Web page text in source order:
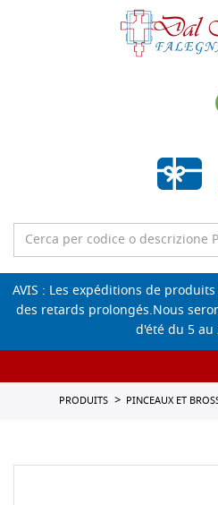
Liste de
AVIS : Les expéditions de
des retards prolongés.Nous
d'été du 5 au
PRODUITS PINCEAUX ET